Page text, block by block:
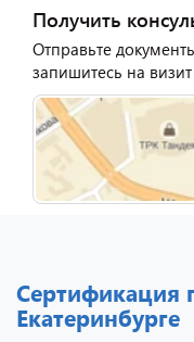
Получить
Отправьте
запишитесь на
Сертификация
Екатеринбурге